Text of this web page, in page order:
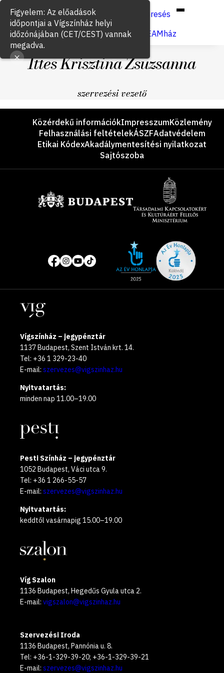
Keresés
Jegyvásárlás
VígSTREAMház
Ittes Krisztina Zsuzsanna
szervezési vezető
LáblécKözérdekű információkImpresszumKözlemény
Felhasználási feltételekÁSZFAdatvédelem
Etikai KódexAkadálymentesítési nyilatkozat
Sajtószoba
Közösségi
média
oldalak
of
year
Helyszínek
Vígszínház – jegypénztár
1137 Budapest, Szent István krt. 14.
Tel: +36 1 329-23-40
E-mail: szervezes@vigszinhaz.hu
Nyitvatartás:
minden nap 11.00–19.00
Pesti Színház – jegypénztár
1052 Budapest, Váci utca 9.
Tel: +36 1 266-55-57
E-mail: szervezes@vigszinhaz.hu
Nyitvatartás:
keddtől vasárnapig 15.00–19.00
Víg Szalon
1136 Budapest, Hegedűs Gyula utca 2.
E-mail: vigszalon@vigszinhaz.hu
Szervezési Iroda
1136 Budapest, Pannónia u. 8.
Tel: +36-1-329-39-20; +36-1-329-39-21
E-mail: szervezes@vigszinhaz.hu
Figyelem: Az előadások
időpontjai a Vígszínház helyi
időzónájában (CET/CEST) vannak
megadva.